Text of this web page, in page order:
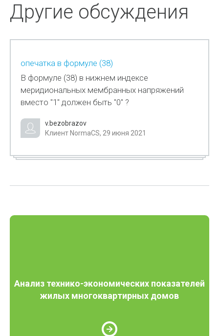
Другие обсуждения
опечатка в формуле (38)
В формуле (38) в нижнем индексе
меридиональных мембранных напряжений
вместо "1" должен быть "0" ?
v.bezobrazov
Клиент NormaCS, 29 июня 2021
Анализ технико-экономических показателей
жилых многоквартирных домов